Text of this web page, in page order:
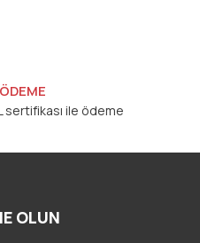
sertifikası ile ödeme
OLUN